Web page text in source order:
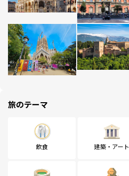
旅のテーマ
飲食 建築・アート